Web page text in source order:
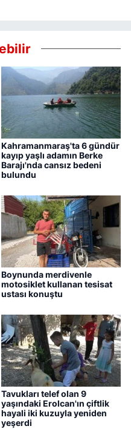
Kahramanmaraş'ta 6 gündür
kayıp yaşlı adamın Berke
Barajı'nda cansız bedeni
bulundu
Boynunda merdivenle
motosiklet kullanan tesisat
ustası konuştu
Tavukları telef olan 9
yaşındaki Erolcan'ın çiftlik
hayali iki kuzuyla yeniden
yeşerdi